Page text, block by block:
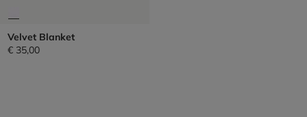
Velvet Blanket
€ 35,00